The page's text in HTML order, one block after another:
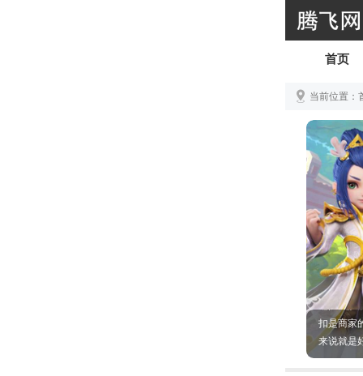
首页
当前位置：
手游折扣
端,天龙八
扣是商家
来说就是